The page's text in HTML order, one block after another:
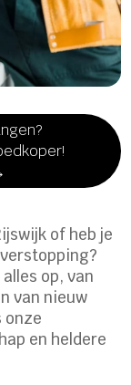
of heb je
op, van
van nieuw
onze
en heldere